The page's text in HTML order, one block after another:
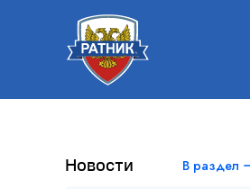
Новости В раздел